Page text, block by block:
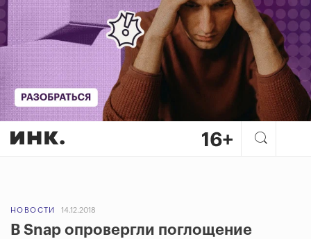
НОВОСТИ 14.12.2018
В Snap опровергли поглощение